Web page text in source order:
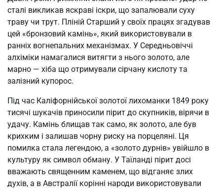
сталі викликав яскраві іскри, що запалювали суху
траву чи трут. Пліній Старший у своїх працях згадував
цей «бронзовий камінь», який використовували в
ранніх вогнепальних механізмах. У Середньовіччі
алхіміки намагалися витягти з нього золото, але
марно — хіба що отримували сірчану кислоту та
залізний купорос.
Під час Каліфорнійської золотої лихоманки 1849 року
тисячі шукачів приносили пірит до скупників, вірячи в
удачу. Камінь блищав так само, як золото, але був
крихким і залишав чорну риску на порцеляні. Ця
помилка стала легендою, а «золото дурнів» увійшло в
культуру як символ обману. У Таїланді пірит досі
вважають священним каменем, що відганяє злих
духів, а в Австралії корінні народи використовували